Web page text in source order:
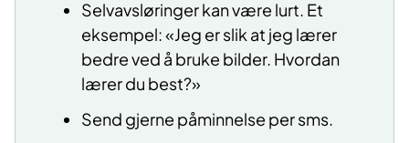
Selvavsløringer kan være lurt. Et
eksempel: «Jeg er slik at jeg lærer
bedre ved å bruke bilder. Hvordan
lærer du best?»
Send gjerne påminnelse per sms.